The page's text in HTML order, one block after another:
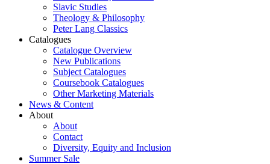
Slavic Studies
Theology & Philosophy
Peter Lang Classics
Catalogues
Catalogue Overview
New Publications
Subject Catalogues
Coursebook Catalogues
Other Marketing Materials
News & Content
About
About
Contact
Diversity, Equity and Inclusion
Summer Sale